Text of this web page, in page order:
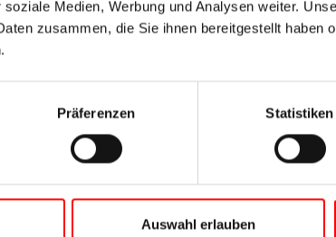
Medien, Werbung und Analysen weiter.
zusammen, die Sie ihnen bereitgestellt haben
Präferenzen Statistiken
Auswahl erlauben